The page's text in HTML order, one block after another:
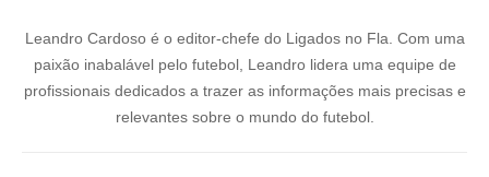
Leandro Cardoso é o editor-chefe do Ligados no Fla. Com uma
paixão inabalável pelo futebol, Leandro lidera uma equipe de
profissionais dedicados a trazer as informações mais precisas e
relevantes sobre o mundo do futebol.